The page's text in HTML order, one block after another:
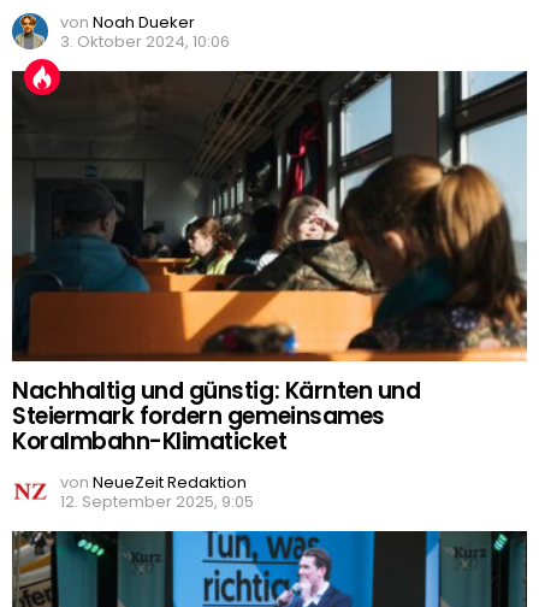
von Noah Dueker
3. Oktober 2024, 10:06
Nachhaltig und günstig: Kärnten und
Steiermark fordern gemeinsames
Koralmbahn-Klimaticket
von NeueZeit Redaktion
12. September 2025, 9:05